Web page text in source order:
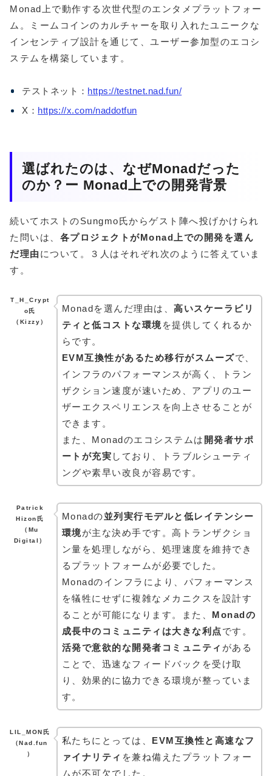
Monad上で動作する次世代型のエンタメプラットフォー
ム。ミームコインのカルチャーを取り入れたユニークな
インセンティブ設計を通じて、ユーザー参加型のエコシ
ステムを構築しています。
テストネット： https://testnet.nad.fun/
X： https://x.com/naddotfun
選ばれたのは、なぜMonadだった
のか？ー Monad上での開発背景
続いてホストのSungmo氏からゲスト陣へ投げかけられ
た問いは、 各プロジェクトがMonad上での開発を選ん
だ理由 について。３人はそれぞれ次のように答えていま
す。
T_H_Crypt
o氏
（Kizzy）
Monadを選んだ理由は、高いスケーラビリ
ティと低コストな環境を提供してくれるか
らです。
EVM互換性があるため移行がスムーズで、
インフラのパフォーマンスが高く、トラン
ザクション速度が速いため、アプリのユー
ザーエクスペリエンスを向上させることが
できます。
また、Monadのエコシステムは 開発者サポ
ートが充実 しており、トラブルシューティ
ングや素早い改良が容易です。
Patrick
Hizon氏
（Mu
Digital）
Monadの並列実行モデルと低レイテンシー
環境が主な決め手です。高トランザクショ
ン量を処理しながら、処理速度を維持でき
るプラットフォームが必要でした。
Monadのインフラにより、パフォーマンス
を犠牲にせずに複雑なメカニクスを設計す
ることが可能になります。また、 Monadの
成長中のコミュニティは大きな利点です。
活発で意欲的な開発者コミュニティ がある
ことで、迅速なフィードバックを受け取
り、効果的に協力できる環境が整っていま
す。
LIL_MON氏
（Nad.fun
）
私たちにとっては、 EVM互換性と高速なフ
ァイナリティ を兼ね備えたプラットフォー
ムが不可欠でした。